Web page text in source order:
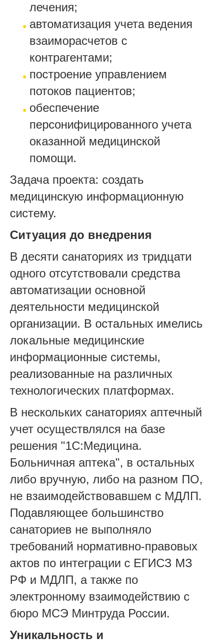
лечения;
автоматизация учета ведения
взаиморасчетов с
контрагентами;
построение управлением
потоков пациентов;
обеспечение
персонифицированного учета
оказанной медицинской
помощи.
Задача проекта: создать
медицинскую информационную
систему.
Ситуация до внедрения
В десяти санаториях из тридцати
одного отсутствовали средства
автоматизации основной
деятельности медицинской
организации. В остальных имелись
локальные медицинские
информационные системы,
реализованные на различных
технологических платформах.
В нескольких санаториях аптечный
учет осуществлялся на базе
решения "1С:Медицина.
Больничная аптека", в остальных
либо вручную, либо на разном ПО,
не взаимодействовавшем с МДЛП.
Подавляющее большинство
санаториев не выполняло
требований нормативно-правовых
актов по интеграции с ЕГИСЗ МЗ
РФ и МДЛП, а также по
электронному взаимодействию с
бюро МСЭ Минтруда России.
Уникальность и